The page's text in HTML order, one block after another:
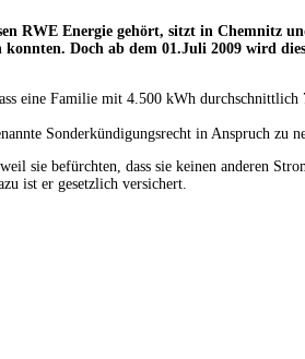
RWE Energie gehört, sitzt in Chemnitz
Doch ab dem 01.Juli 2009 wird
eine Familie mit 4.500 kWh
Sonderkündigungsrecht in Anspruch zu
sie befürchten, dass sie keinen anderen
ist er gesetzlich versichert.